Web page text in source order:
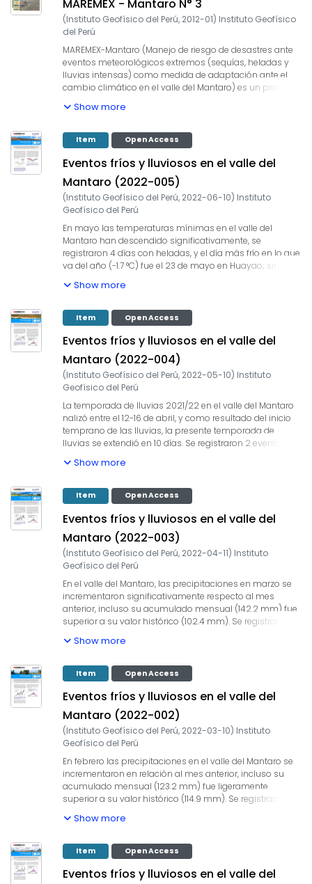
MAREMEX - Mantaro N° 3
(Instituto Geofísico del Perú, 2012-01) Instituto Geofísico
del Perú
MAREMEX-Mantaro (Manejo de riesgo de desastres ante
eventos meteorológicos extremos (sequías, heladas y
lluvias intensas) como medida de adaptación ante el
cambio climático en el valle del Mantaro) es un proyecto
del Perú. Este tercer y último boletín semestral reseña
actividades y proyectos complementarios en desarrollo.
Show more
Item Open Access
Eventos fríos y lluviosos en el valle del
Mantaro (2022-005)
(Instituto Geofísico del Perú, 2022-06-10) Instituto
Geofísico del Perú
En mayo las temperaturas mínimas en el valle del
Mantaro han descendido significativamente, se
registraron 4 días con heladas, y el día más frío en lo que
va del año (-1.7 °C) fue el 23 de mayo en Huayao; sin
mínima estuvo ligeramente superior a su promedio
2021/22 ha finalizado, se presentaron lluvias
esporádicas en el valle.
Show more
Item Open Access
Eventos fríos y lluviosos en el valle del
Mantaro (2022-004)
(Instituto Geofísico del Perú, 2022-05-10) Instituto
Geofísico del Perú
La temporada de lluvias 2021/22 en el valle del Mantaro
nalizó entre el 12-16 de abril, y como resultado del inicio
temprano de las lluvias, la presente temporada de
lluvias se extendió en 10 días. Se registraron 2 eventos de
9 de abril, y se incrementaron los días secos en el valle
fue 5.0 °C, similar a su promedio histórico, no se
registraron heladas, se presentaron 5 días fríos y el valor
más bajo de la temperatura en el valle fue 2.2 °C en
Huayao el 18 de abril.
Show more
Item Open Access
Eventos fríos y lluviosos en el valle del
Mantaro (2022-003)
(Instituto Geofísico del Perú, 2022-04-11) Instituto
Geofísico del Perú
En el valle del Mantaro, las precipitaciones en marzo se
incrementaron significativamente respecto al mes
anterior, incluso su acumulado mensual (142.2 mm) fue
superior a su valor histórico (102.4 mm). Se registraron 3
mm/hora el 14 de marzo. La temperatura mínima
promedio histórico, no se registraron heladas, se
presentaron 3 días fríos y el valor más bajo de la
temperatura en el valle fue 2.1 °C en Jauja el 17 de marzo.
Show more
Item Open Access
Eventos fríos y lluviosos en el valle del
Mantaro (2022-002)
(Instituto Geofísico del Perú, 2022-03-10) Instituto
Geofísico del Perú
En febrero las precipitaciones en el valle del Mantaro se
incrementaron en relación al mes anterior, incluso su
acumulado mensual (123.2 mm) fue ligeramente
superior a su valor histórico (114.9 mm). Se registraron 3
mm/hora. La temperatura mínima promedio para
registraron heladas y el valor más bajo de la
temperatura en el valle fue 5.6 °C en Ingenio, registrados
el 7 y 23 de febrero.
Show more
Item Open Access
Eventos fríos y lluviosos en el valle del